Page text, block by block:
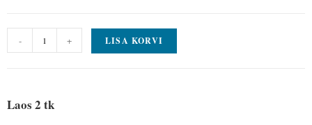
- + LISA KORVI
Laos 2 tk